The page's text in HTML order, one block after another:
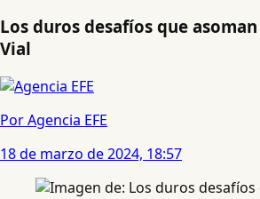
Los duros desafíos que
Vial
Por Agencia EFE
18 de marzo de 2024, 18:57